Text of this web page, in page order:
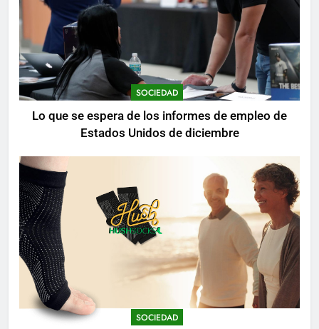
SOCIEDAD
Lo que se espera de los informes de empleo de
Estados Unidos de diciembre
SOCIEDAD